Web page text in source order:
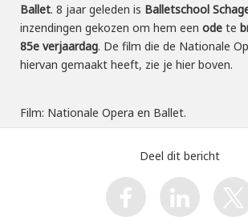
Ballet. 8 jaar geleden is Balletschool
inzendingen gekozen om hem een ode te
85e verjaardag. De film die de Nationale
hiervan gemaakt heeft, zie je hier boven.
Film: Nationale Opera en Ballet.
Deel dit bericht